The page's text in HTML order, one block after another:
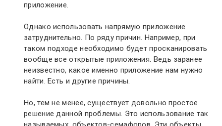
приложение.
Однако использовать напрямую приложение
затруднительно. По ряду причин. Например, при
таком подходе необходимо будет просканировать
вообще все открытые приложения. Ведь заранее
неизвестно, какое именно приложение нам нужно
найти. Есть и другие причины.
Но, тем не менее, существует довольно простое
решение данной проблемы. Это использование так